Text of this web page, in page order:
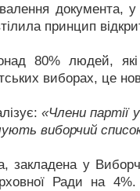
документа,
принцип
80% людей,
виборах, це
«Члени партії
виборчий
закладена у
Ради на 4%.